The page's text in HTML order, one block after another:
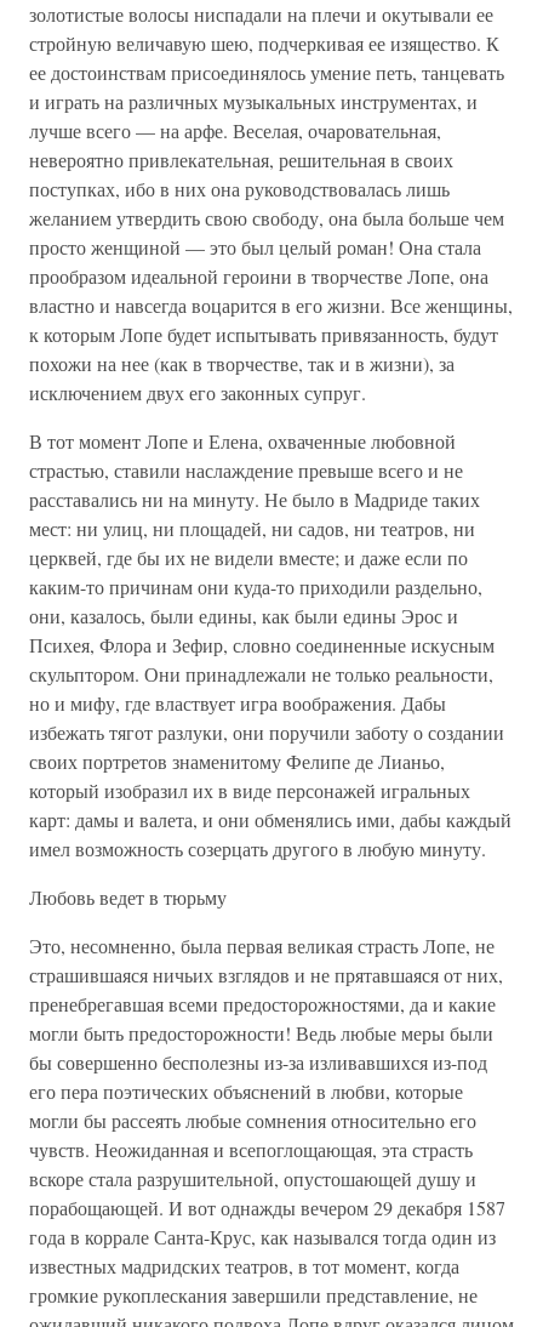
золотистые волосы ниспадали на плечи и окутывали ее
стройную величавую шею, подчеркивая ее изящество. К
ее достоинствам присоединялось умение петь, танцевать
и играть на различных музыкальных инструментах, и
лучше всего — на арфе. Веселая, очаровательная,
невероятно привлекательная, решительная в своих
поступках, ибо в них она руководствовалась лишь
желанием утвердить свою свободу, она была больше чем
просто женщиной — это был целый роман! Она стала
прообразом идеальной героини в творчестве Лопе, она
властно и навсегда воцарится в его жизни. Все женщины,
к которым Лопе будет испытывать привязанность, будут
похожи на нее (как в творчестве, так и в жизни), за
исключением двух его законных супруг.
В тот момент Лопе и Елена, охваченные любовной
страстью, ставили наслаждение превыше всего и не
расставались ни на минуту. Не было в Мадриде таких
мест: ни улиц, ни площадей, ни садов, ни театров, ни
церквей, где бы их не видели вместе; и даже если по
каким-то причинам они куда-то приходили раздельно,
они, казалось, были едины, как были едины Эрос и
Психея, Флора и Зефир, словно соединенные искусным
скульптором. Они принадлежали не только реальности,
но и мифу, где властвует игра воображения. Дабы
избежать тягот разлуки, они поручили заботу о создании
своих портретов знаменитому Фелипе де Лианьо,
который изобразил их в виде персонажей игральных
карт: дамы и валета, и они обменялись ими, дабы каждый
имел возможность созерцать другого в любую минуту.
Любовь ведет в тюрьму
Это, несомненно, была первая великая страсть Лопе, не
страшившаяся ничьих взглядов и не прятавшаяся от них,
пренебрегавшая всеми предосторожностями, да и какие
могли быть предосторожности! Ведь любые меры были
бы совершенно бесполезны из-за изливавшихся из-под
его пера поэтических объяснений в любви, которые
могли бы рассеять любые сомнения относительно его
чувств. Неожиданная и всепоглощающая, эта страсть
вскоре стала разрушительной, опустошающей душу и
порабощающей. И вот однажды вечером 29 декабря 1587
года в коррале Санта-Крус, как назывался тогда один из
известных мадридских театров, в тот момент, когда
громкие рукоплескания завершили представление, не